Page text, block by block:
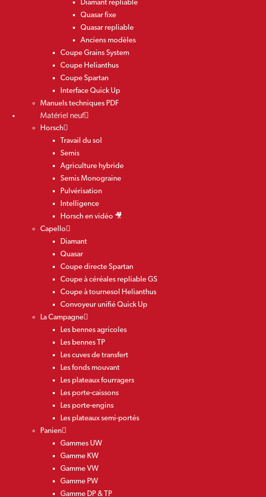
Diamant repliable
Quasar fixe
Quasar repliable
Anciens modèles
Coupe Grains System
Coupe Helianthus
Coupe Spartan
Interface Quick Up
Manuels techniques PDF
Matériel neuf
Horsch
Travail du sol
Semis
Agriculture hybride
Semis Monograine
Pulvérisation
Intelligence
Horsch en vidéo 🎥
Capello
Diamant
Quasar
Coupe directe Spartan
Coupe à céréales repliable GS
Coupe à tournesol Helianthus
Convoyeur unifié Quick Up
La Campagne
Les bennes agricoles
Les bennes TP
Les cuves de transfert
Les fonds mouvant
Les plateaux fourragers
Les porte-caissons
Les porte-engins
Les plateaux semi-portés
Panien
Gammes UW
Gamme KW
Gamme VW
Gamme PW
Gamme DP & TP